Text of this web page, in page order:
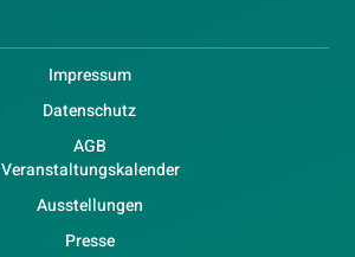
Impressum
Datenschutz
AGB
Veranstaltungskalender
Ausstellungen
Presse